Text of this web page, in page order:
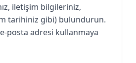
iletişim bilgileriniz,
tarihiniz gibi) bulundurun.
posta adresi kullanmaya